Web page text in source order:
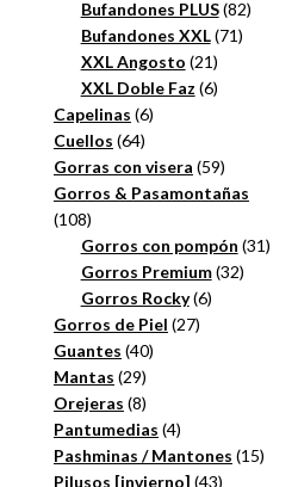
productos
Bufandones PLUS 8282
Bufandones XXL 7171
XXL Angosto 2121
productos
XXL Doble Faz 66
Capelinas 66
Cuellos 6464
productos
Gorras con visera 5959
productos
Gorros & Pasamontañas
108108
productos
Gorros con pompón 3131
Gorros Premium 3232
Gorros Rocky 66
Gorros de Piel 2727
Guantes 4040
Mantas 2929
productos
Orejeras 88
productos
Pantumedias 44
productos
Pashminas / Mantones 1515
Pilusos [invierno] 4343